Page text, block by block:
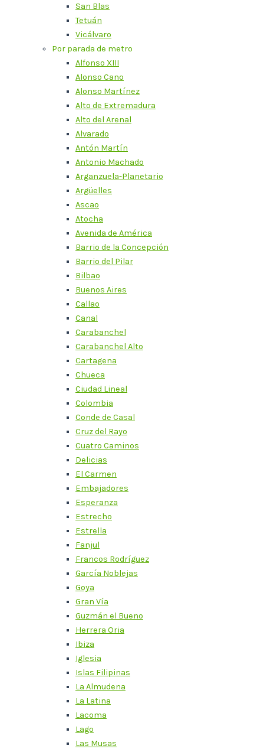
San Blas
Tetuán
Vicálvaro
Por parada de metro
Alfonso XIII
Alonso Cano
Alonso Martínez
Alto de Extremadura
Alto del Arenal
Alvarado
Antón Martín
Antonio Machado
Arganzuela-Planetario
Argüelles
Ascao
Atocha
Avenida de América
Barrio de la Concepción
Barrio del Pilar
Bilbao
Buenos Aires
Callao
Canal
Carabanchel
Carabanchel Alto
Cartagena
Chueca
Ciudad Lineal
Colombia
Conde de Casal
Cruz del Rayo
Cuatro Caminos
Delicias
El Carmen
Embajadores
Esperanza
Estrecho
Estrella
Fanjul
Francos Rodríguez
García Noblejas
Goya
Gran Vía
Guzmán el Bueno
Herrera Oria
Ibiza
Iglesia
Islas Filipinas
La Almudena
La Latina
Lacoma
Lago
Las Musas